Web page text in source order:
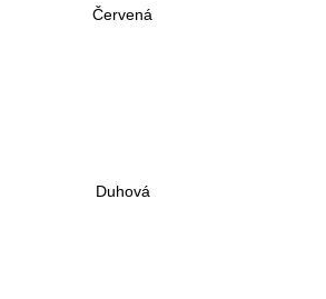
Červená
Duhová